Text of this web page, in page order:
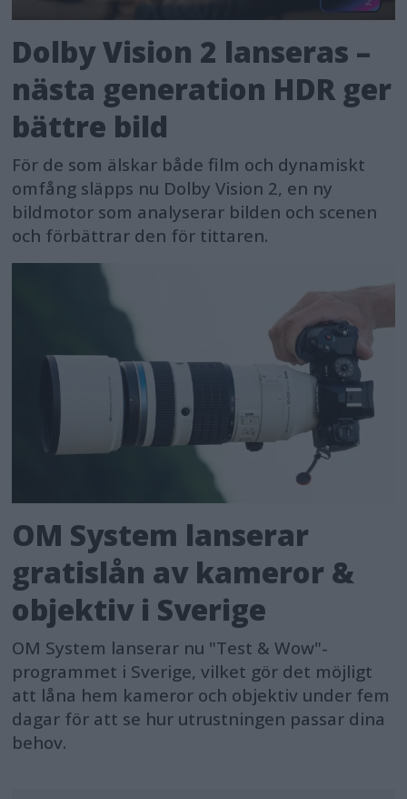
Dolby Vision 2 lanseras –
nästa generation HDR ger
bättre bild
För de som älskar både film och dynamiskt
omfång släpps nu Dolby Vision 2, en ny
bildmotor som analyserar bilden och scenen
och förbättrar den för tittaren.
OM System lanserar
gratislån av kameror &
objektiv i Sverige
OM System lanserar nu "Test & Wow"-
programmet i Sverige, vilket gör det möjligt
att låna hem kameror och objektiv under fem
dagar för att se hur utrustningen passar dina
behov.